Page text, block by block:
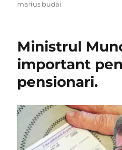
on
marius budai
Ministrul
important
pensionari.